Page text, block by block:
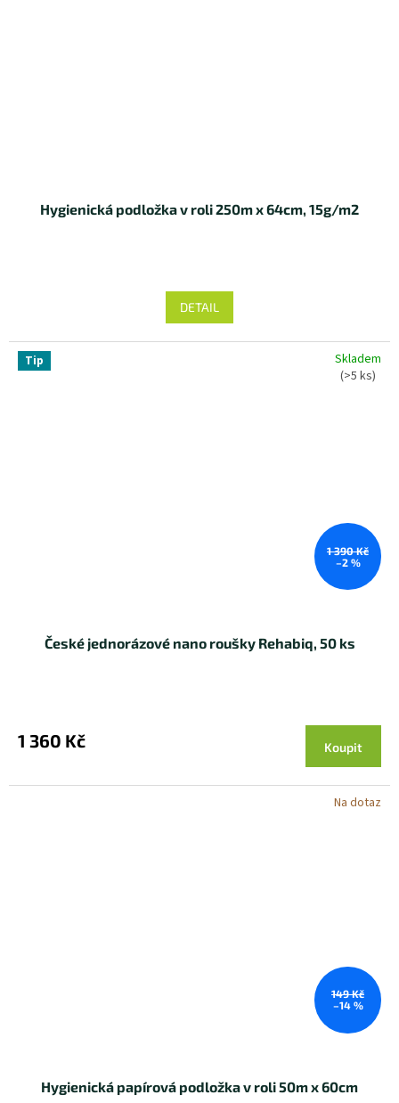
Hygienická podložka v roli 250m x 64cm, 15g/m2
DETAIL
Tip
1 390 Kč
–2 %
Skladem
(>5 ks)
České jednorázové nano roušky Rehabiq, 50 ks
1 360 Kč Koupit
149 Kč
–14 %
Na dotaz
Hygienická papírová podložka v roli 50m x 60cm